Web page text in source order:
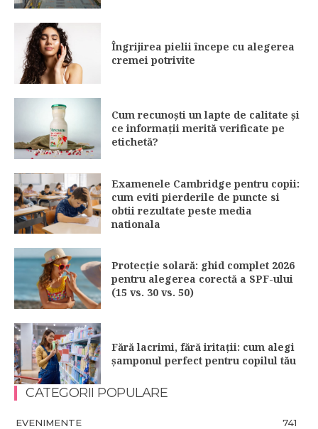
Îngrijirea pielii începe cu alegerea
cremei potrivite
Cum recunoști un lapte de calitate și
ce informații merită verificate pe
etichetă?
Examenele Cambridge pentru copii:
cum eviti pierderile de puncte si
obtii rezultate peste media
nationala
Protecție solară: ghid complet 2026
pentru alegerea corectă a SPF-ului
(15 vs. 30 vs. 50)
Fără lacrimi, fără iritații: cum alegi
șamponul perfect pentru copilul tău
CATEGORII POPULARE
EVENIMENTE
741